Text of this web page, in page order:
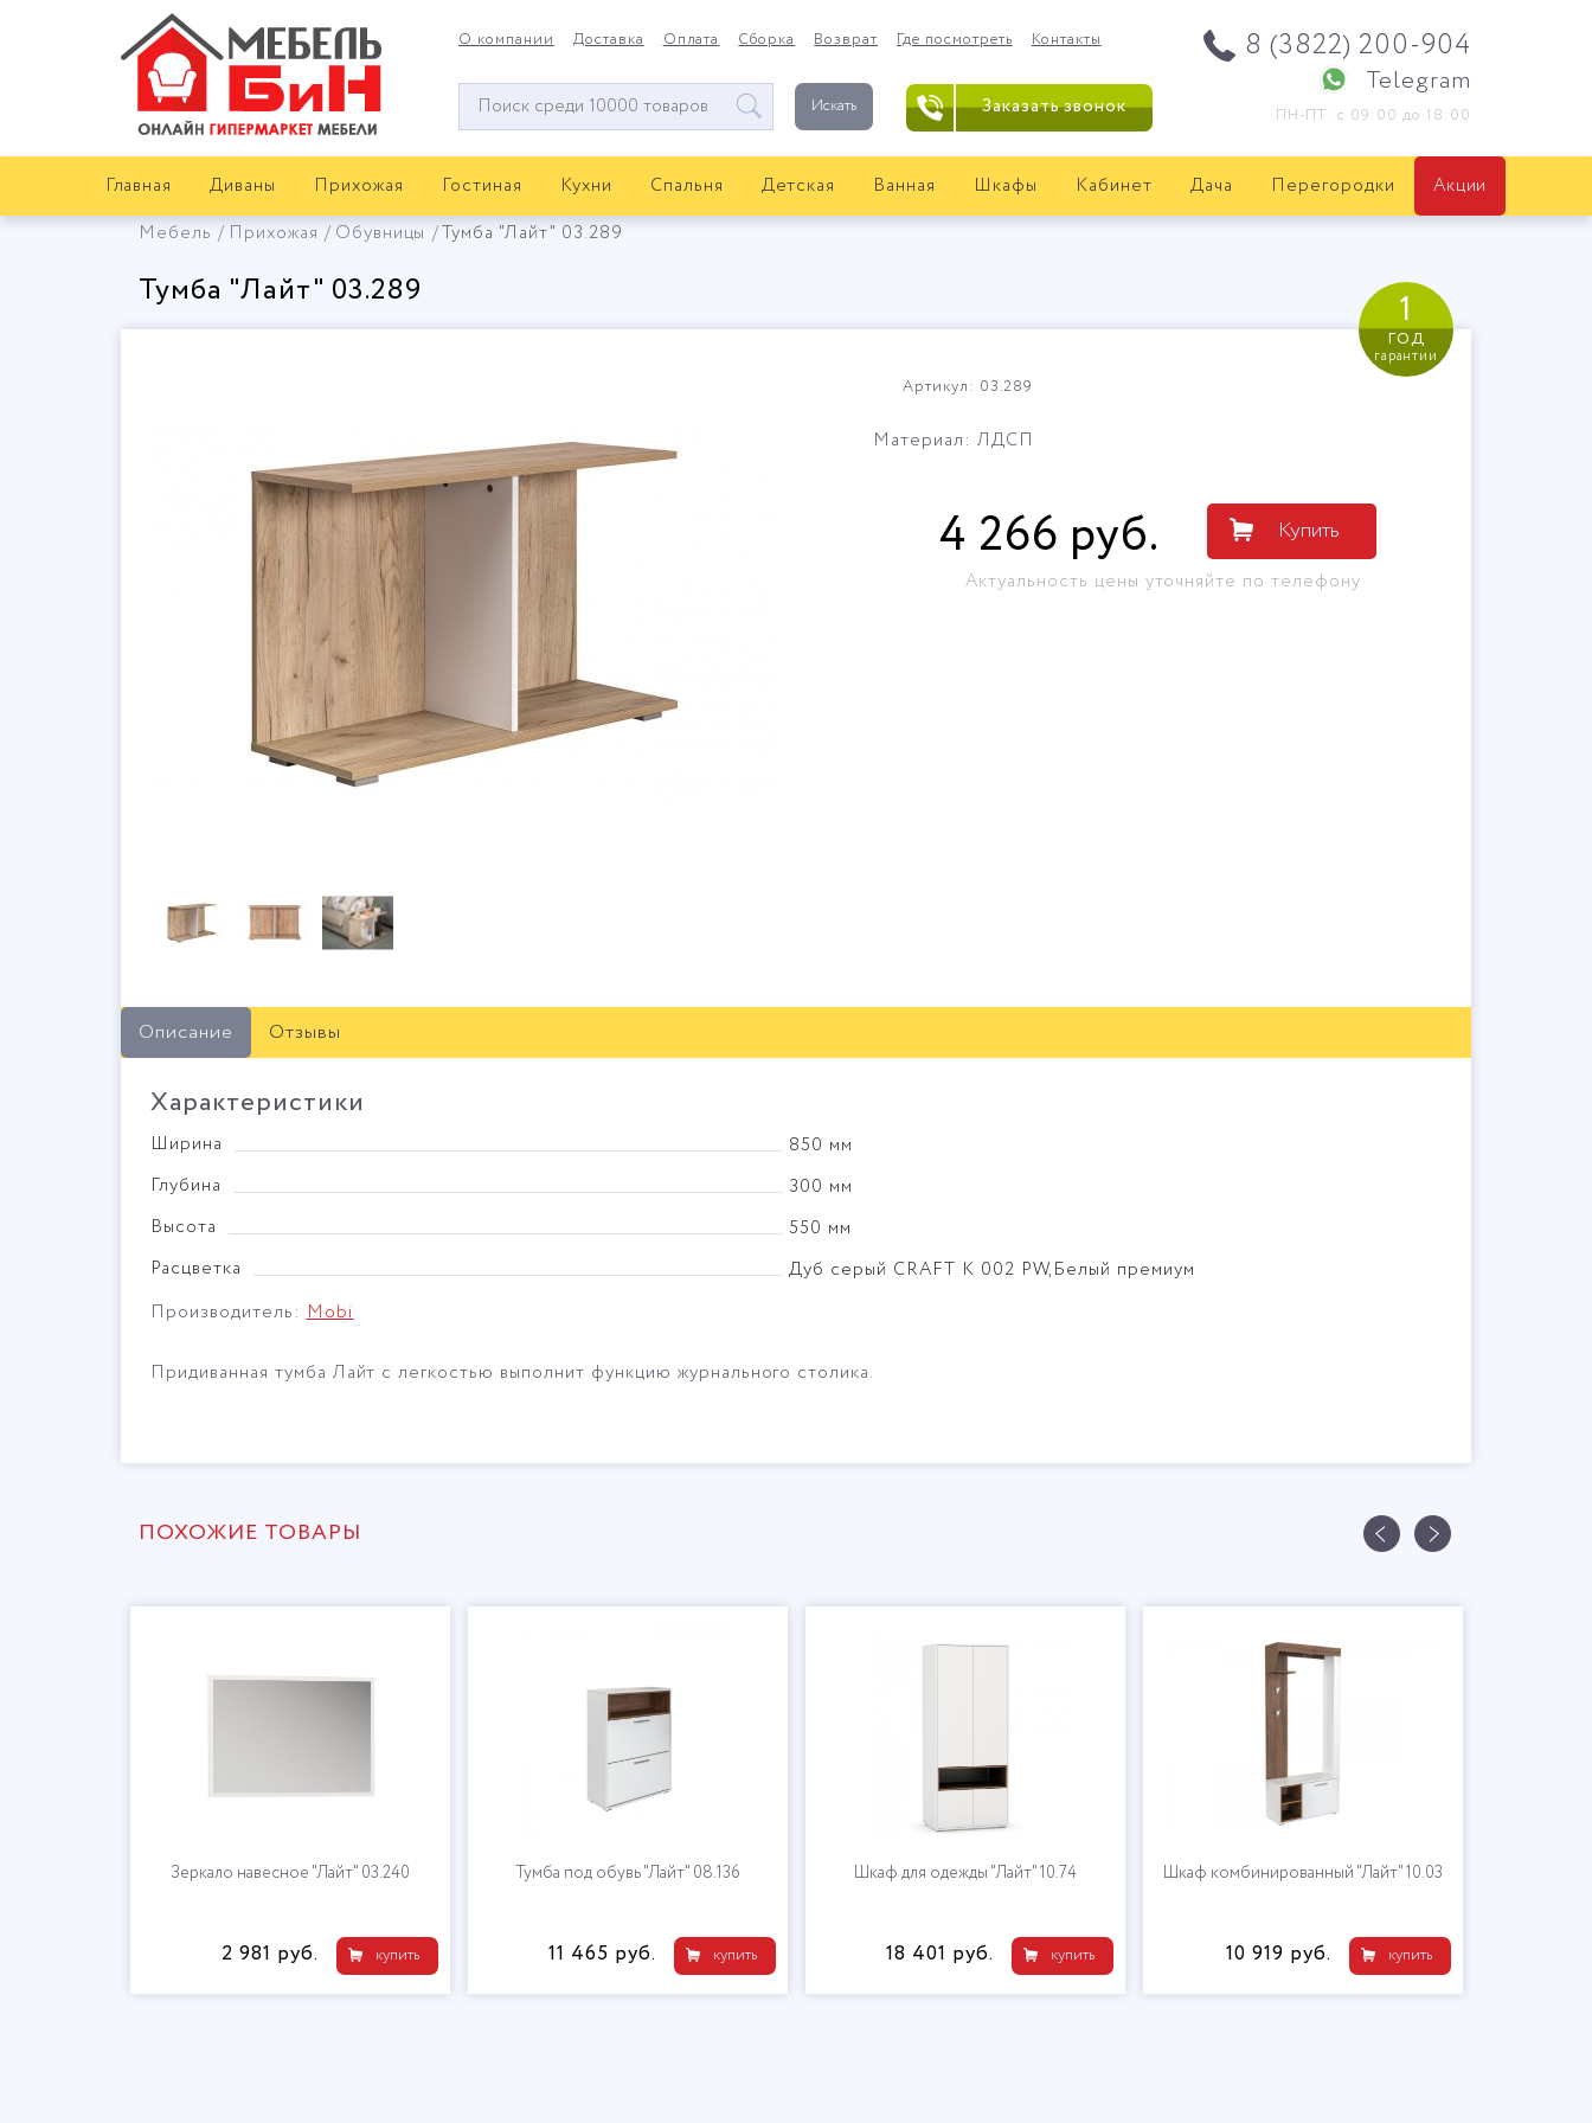
О компании Доставка Оплата Сборка Возврат Где посмотреть Контакты
Окно
поиска
Искать
8 (3822) 200-904
Telegram
ПН-ПТ: с 09:00 до 18:00
Заказать звонок
Главная Диваны Прихожая Гостиная Кухни Спальня Детская Ванная Шкафы Кабинет Дача Перегородки
Акции
Мебель
Прихожая Обувницы Тумба "Лайт" 03.289
Тумба "Лайт" 03.289 1
год
гарантии
Артикул: 03.289
Материал: ЛДСП
4 266 руб. Купить
Актуальность цены уточняйте по телефону
Описание Отзывы
Характеристики
Ширина
850 мм
Глубина
300 мм
Высота
550 мм
Расцветка
Дуб серый CRAFT K 002 PW,Белый премиум
Производитель:Mobi
Придиванная тумба Лайт с легкостью выполнит функцию журнального столика.
ПОХОЖИЕ ТОВАРЫ
Зеркало навесное "Лайт" 03.240
купить
2 981 руб.
Тумба под обувь "Лайт" 08.136
купить
11 465 руб.
Шкаф для одежды "Лайт" 10.74
купить
18 401 руб.
Шкаф комбинированный "Лайт" 10.03
купить
10 919 руб.